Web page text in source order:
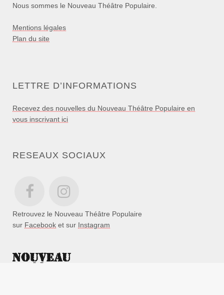
Nous sommes le Nouveau Théâtre Populaire.
Mentions légales
Plan du site
LETTRE D’INFORMATIONS
Recevez des nouvelles du Nouveau Théâtre Populaire en
vous inscrivant ici
RESEAUX SOCIAUX
Retrouvez le Nouveau Théâtre Populaire
sur Facebook et sur Instagram